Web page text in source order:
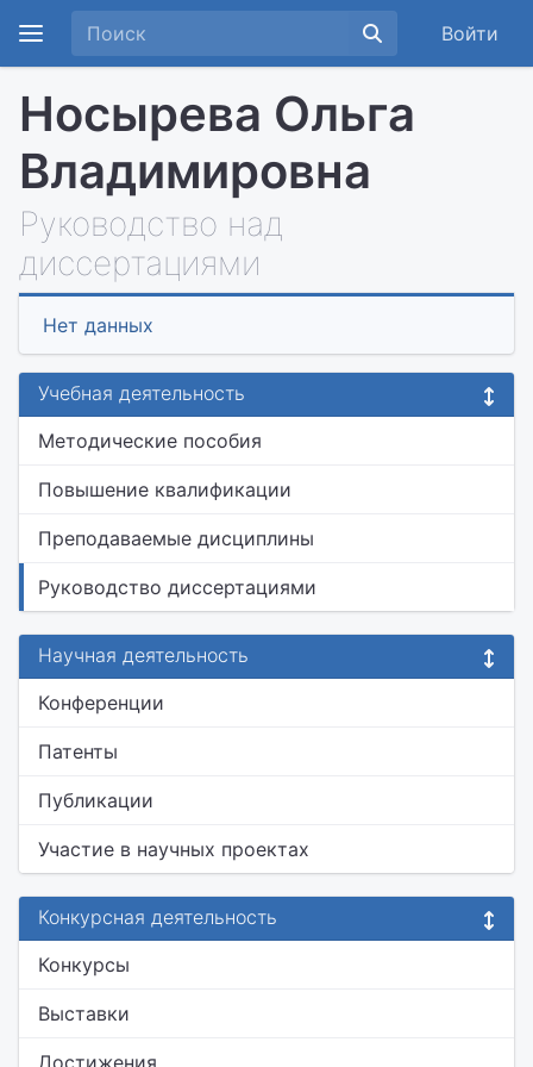
Войти
Носырева Ольга
Владимировна
Руководство над
диссертациями
Нет данных
Учебная деятельность
Методические пособия
Повышение квалификации
Преподаваемые дисциплины
Руководство диссертациями
Научная деятельность
Конференции
Патенты
Публикации
Участие в научных проектах
Конкурсная деятельность
Конкурсы
Выставки
Достижения